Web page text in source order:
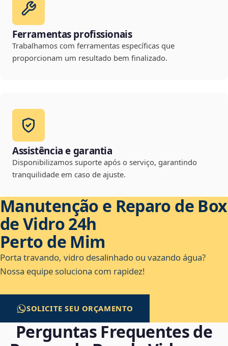
Ferramentas profissionais
Trabalhamos com ferramentas específicas que
proporcionam um resultado bem finalizado.
Assistência e garantia
Disponibilizamos suporte após o serviço, garantindo
tranquilidade em caso de ajuste.
Manutenção e Reparo de Box
de Vidro 24h
Perto de Mim
Porta travando, vidro desalinhado ou vazando água?
Nossa equipe soluciona com rapidez!
SOLICITE SEU ORÇAMENTO
Perguntas Frequentes de